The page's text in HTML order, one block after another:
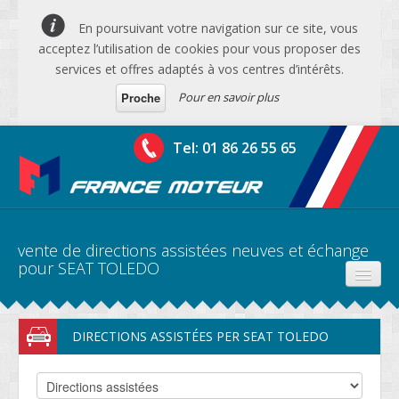
En poursuivant votre navigation sur ce site, vous
acceptez l’utilisation de cookies pour vous proposer des
services et offres adaptés à vos centres d’intérêts.
Proche
Pour en savoir plus
Tel: 01 86 26 55 65
vente de directions assistées neuves et échange
pour SEAT TOLEDO
PRODUITS
DIRECTIONS ASSISTÉES PER SEAT TOLEDO